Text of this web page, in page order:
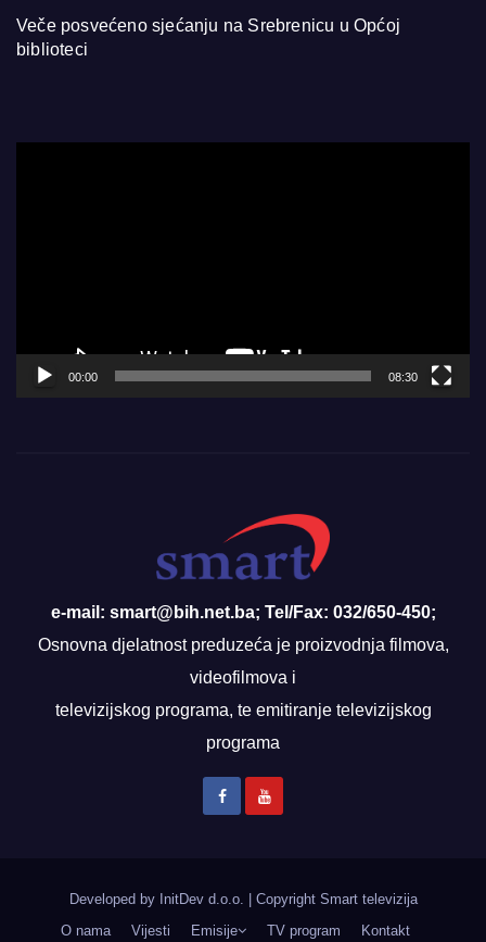
Veče posvećeno sjećanju na Srebrenicu u Općoj
biblioteci
00:00 08:30
e-mail: smart@bih.net.ba; Tel/Fax: 032/650-450;
Osnovna djelatnost preduzeća je proizvodnja filmova,
videofilmova i
televizijskog programa, te emitiranje televizijskog
programa
Developed by InitDev d.o.o.
Copyright Smart televizija
O nama
Vijesti Emisije TV program Kontakt